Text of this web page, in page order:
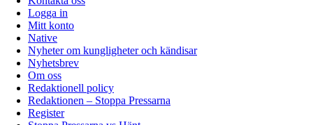
Logga in
Mitt konto
Native
Nyheter om kungligheter och kändisar
Nyhetsbrev
Om oss
Redaktionell policy
Redaktionen – Stoppa Pressarna
Register